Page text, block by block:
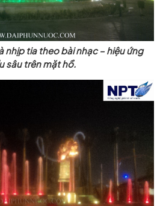
nhịp tia theo bài nhạc – hiệu ứng
sâu trên mặt hồ.